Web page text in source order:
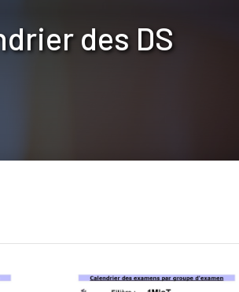
des DS